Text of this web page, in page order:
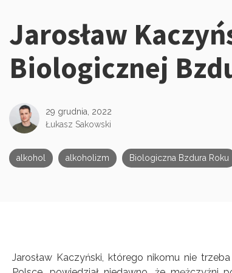
Kategorie:
Jarosław
Biologicznej
29 grudnia, 2022
Łukasz Sakowski
alkohol alkoholizm Biologiczna Bzdura Roku
Jarosław Kaczyński, którego nikomu nie